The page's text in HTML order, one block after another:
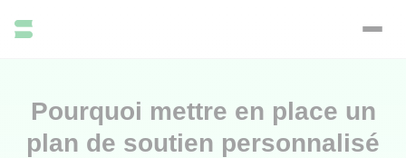
Pourquoi mettre en place un
plan de soutien personnalisé